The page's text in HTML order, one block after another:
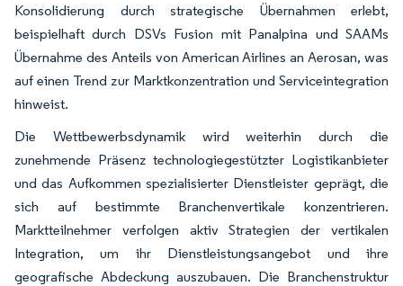
Konsolidierung durch strategische Übernahmen erlebt,
beispielhaft durch DSVs Fusion mit Panalpina und SAAMs
Übernahme des Anteils von American Airlines an Aerosan, was
auf einen Trend zur Marktkonzentration und Serviceintegration
hinweist.
Die Wettbewerbsdynamik wird weiterhin durch die
zunehmende Präsenz technologiegestützter Logistikanbieter
und das Aufkommen spezialisierter Dienstleister geprägt, die
sich auf bestimmte Branchenvertikale konzentrieren.
Marktteilnehmer verfolgen aktiv Strategien der vertikalen
Integration, um ihr Dienstleistungsangebot und ihre
geografische Abdeckung auszubauen. Die Branchenstruktur